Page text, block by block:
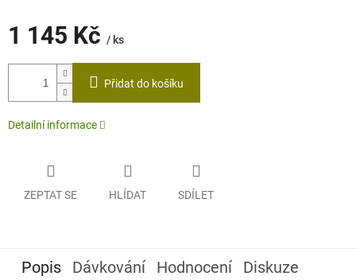
1 145 Kč / ks
Měrná
Přidat do košíku
Detailní informace
ZEPTAT SE HLÍDAT SDÍLET
Popis Dávkování Hodnocení Diskuze